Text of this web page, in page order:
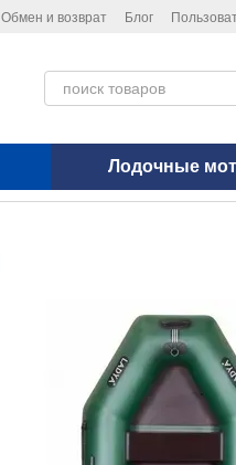
Обмен и возврат Блог
Лодочные